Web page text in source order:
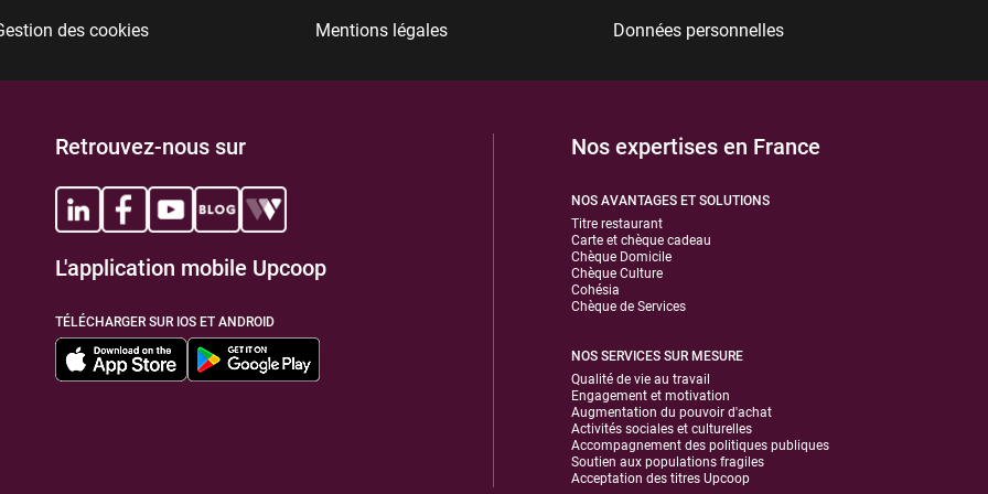
des cookies Mentions légales Données personnelles
Retrouvez-nous sur
L'application mobile Upcoop
TÉLÉCHARGER SUR IOS ET ANDROID
Nos expertises en France
NOS AVANTAGES ET SOLUTIONS
Titre restaurant
Carte et chèque cadeau
Chèque Domicile
Chèque Culture
Cohésia
Chèque de Services
NOS SERVICES SUR MESURE
Qualité de vie au travail
Engagement et motivation
Augmentation du pouvoir d'achat
Activités sociales et culturelles
Accompagnement des politiques publiques
Soutien aux populations fragiles
Acceptation des titres Upcoop